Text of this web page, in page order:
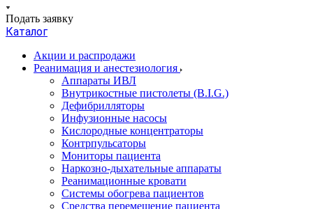
Подать заявку
Каталог
Акции и распродажи
Реанимация и анестезиология
Аппараты ИВЛ
Внутрикостные пистолеты (B.I.G.)
Дефибрилляторы
Инфузионные насосы
Кислородные концентраторы
Контрпульсаторы
Мониторы пациента
Наркозно-дыхательные аппараты
Реанимационные кровати
Системы обогрева пациентов
Средства перемещение пациента